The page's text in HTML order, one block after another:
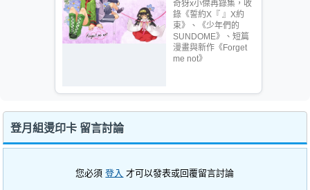
奇犽x小傑再錄集，收
錄《誓約X『 』X約
束》、《少年們的
SUNDOME》、短篇
漫畫與新作《Forget
me not》
登月組燙印卡 留言討論
您必須登入 才可以發表或回覆留言討論